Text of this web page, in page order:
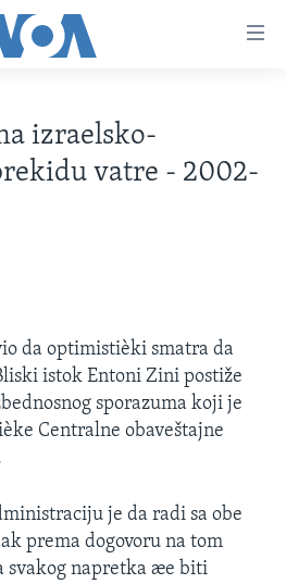
izraelsko-
vatre - 2002-
da optimistièki smatra da
istok Entoni Zini postiže
sporazuma koji je
Centralne obaveštajne
je da radi sa obe
prema dogovoru na tom
svakog napretka æe biti